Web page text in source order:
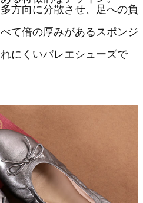
方向に分散させ、足への負
て倍の厚みがあるスポンジ
にくいバレエシューズで